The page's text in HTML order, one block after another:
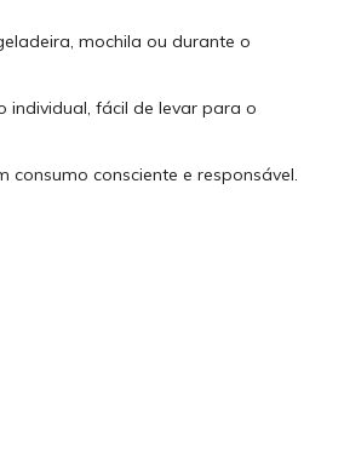
mochila ou durante o
individual, fácil de levar para o
consumo consciente e responsável.